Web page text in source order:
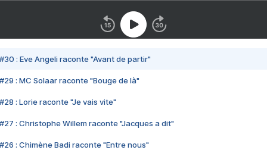
#30 : Eve Angeli raconte "Avant de partir"
#29 : MC Solaar raconte "Bouge de là"
#28 : Lorie raconte "Je vais vite"
#27 : Christophe Willem raconte "Jacques a dit"
#26 : Chimène Badi raconte "Entre nous"